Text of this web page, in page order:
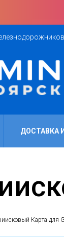
ДОСТАВКА
Карта для